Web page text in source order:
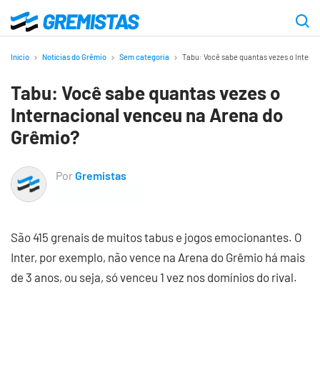
para
principal
Gremistas
Início Notícias do Grêmio Sem categoria Tabu: Você sabe quantas vezes o
Tabu: Você sabe quantas vezes o
Internacional venceu na Arena do
Grêmio?
PorGremistas
São 415 grenais de muitos tabus e jogos emocionantes. O
Inter, por exemplo, não vence na Arena do Grêmio há mais
de 3 anos, ou seja, só venceu 1 vez nos domínios do rival.